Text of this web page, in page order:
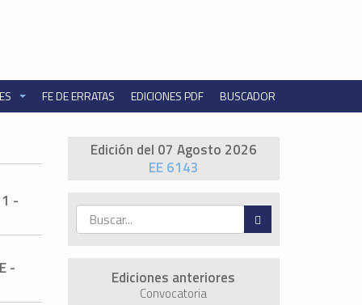
FE DE ERRATAS EDICIONES PDF BUSCADOR
Edición del 07 Agosto 2026
EE 6143
Ediciones anteriores
Convocatoria
-
-